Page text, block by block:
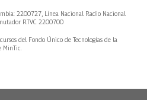
2200727, Línea Nacional Radio Nacional
RTVC 2200700
del Fondo Único de Tecnologías de la